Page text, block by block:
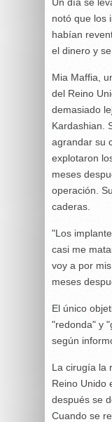
notó que los
habían
el dinero y
Mia Maffia,
del Reino
demasiado
Kardashian.
agrandar su
explotaron
meses
operación.
caderas.
"Los
casi me
voy a por
meses
El único
"redonda" y
según
La cirugía la
Reino Unido
después se
Cuando se